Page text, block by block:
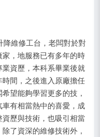
降維修工台，老闆對於對
，地服務已有多年的時
資歷，本科系畢業後就
間，之後進入原廠擔任
望能夠學習更多的技，
有相當熱中的喜愛，成
歷與技術，也吸引相當
了資深的維修技術外，